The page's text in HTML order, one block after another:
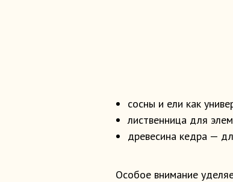
сосны и ели как
лиственница для
древесина кедра —
Особое внимание